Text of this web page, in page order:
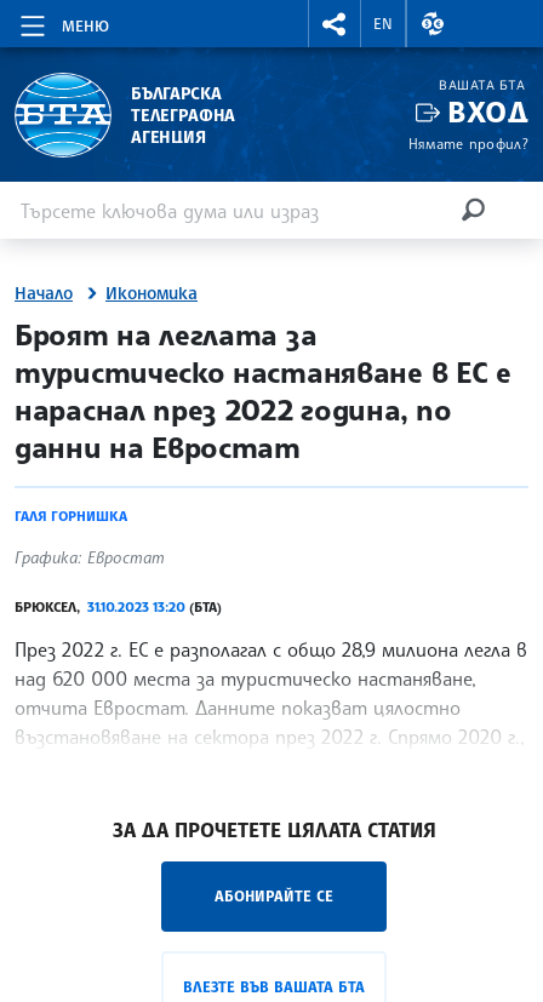
МЕНЮ
RIGHTMENU.SOCIAL
EN
ВАЛУТНИ
БЪЛГАРСКА
ТЕЛЕГРАФНА
АГЕНЦИЯ
ВАШАТА БТА
ВХОД
Нямате профил?
Начало Икономика
site.bta
Броят на леглата за
туристическо настаняване в ЕС е
нараснал през 2022 година, по
данни на Евростат
ГАЛЯ ГОРНИШКА
Графика: Евростат
БРЮКСЕЛ, 31.10.2023 13:20 (БТА)
През 2022 г. ЕС е разполагал с общо 28,9 милиона легла в
над 620 000 места за туристическо настаняване,
отчита Евростат. Данните показват цялостно
възстановяване на сектора през 2022 г. Спрямо 2020 г.,
ЗА ДА ПРОЧЕТЕТЕ ЦЯЛАТА СТАТИЯ
АБОНИРАЙТЕ СЕ
ВЛЕЗТЕ ВЪВ ВАШАТА БТА